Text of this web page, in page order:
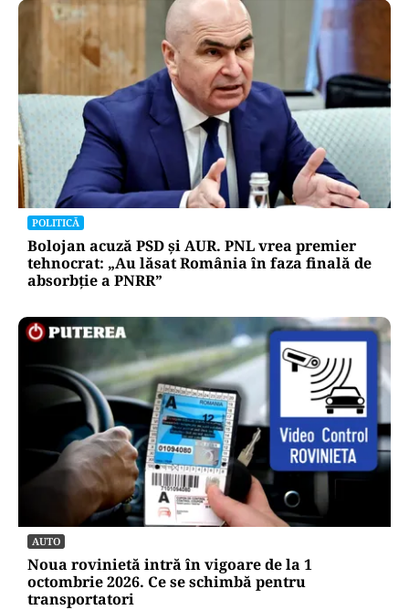
POLITICĂ
Bolojan acuză PSD și AUR. PNL vrea premier
tehnocrat: „Au lăsat România în faza finală de
absorbţie a PNRR”
AUTO
Noua rovinietă intră în vigoare de la 1
octombrie 2026. Ce se schimbă pentru
transportatori